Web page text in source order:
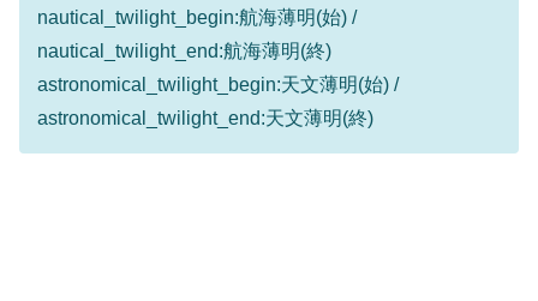
nautical_twilight_begin:航海薄明(始) /
nautical_twilight_end:航海薄明(終)
astronomical_twilight_begin:天文薄明(始) /
astronomical_twilight_end:天文薄明(終)